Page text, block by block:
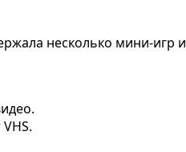
несколько мини-игр